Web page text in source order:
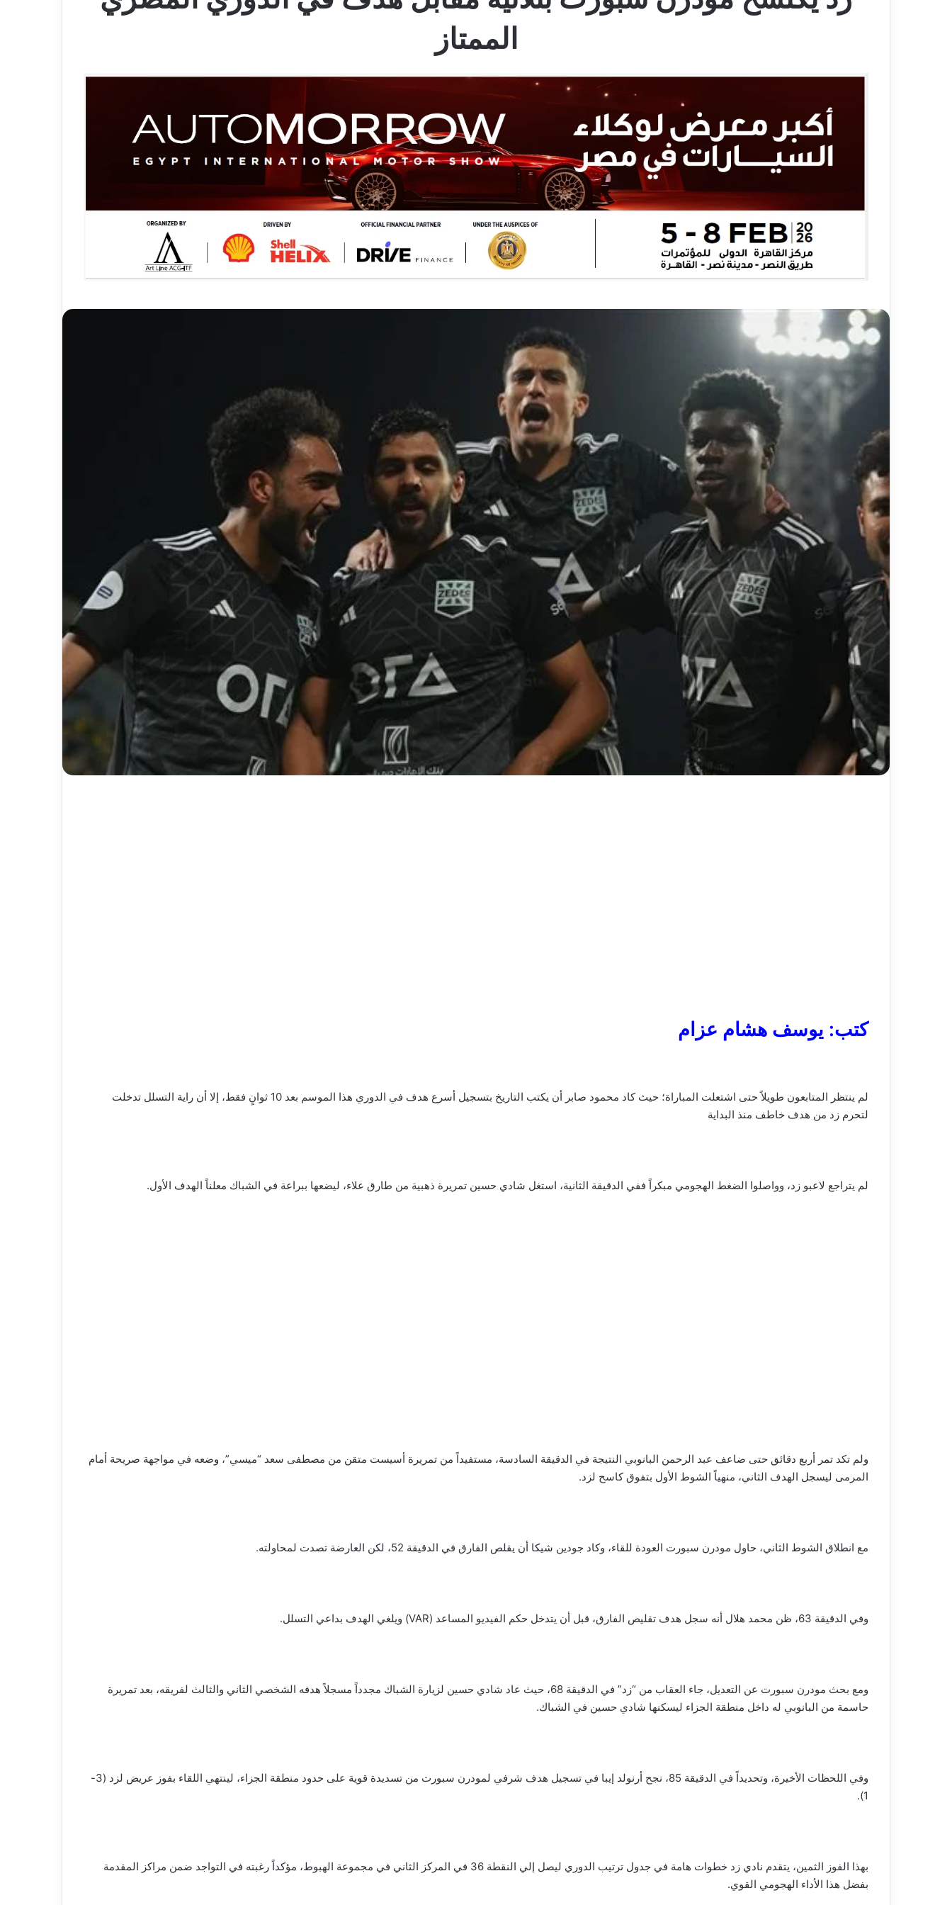
الممتاز
كتب: يوسف هشام عزام
لم ينتظر المتابعون طويلاً حتى اشتعلت المباراة؛ حيث كاد محمود صابر أن يكتب التاريخ بتسجيل أسرع هدف في الدوري هذا الموسم بعد 10 ثوانٍ فقط، إلا أن راية التسلل تدخلت
لتحرم زد من هدف خاطف منذ البداية
لم يتراجع لاعبو زد، وواصلوا الضغط الهجومي مبكراً ففي الدقيقة الثانية، استغل شادي حسين تمريرة ذهبية من طارق علاء، ليضعها ببراعة في الشباك معلناً الهدف الأول.
ولم تكد تمر أربع دقائق حتى ضاعف عبد الرحمن البانوبي النتيجة في الدقيقة السادسة، مستفيداً من تمريرة أسيست متقن من مصطفى سعد “ميسي”، وضعه في مواجهة صريحة أمام
المرمى ليسجل الهدف الثاني، منهياً الشوط الأول بتفوق كاسح لزد.
مع انطلاق الشوط الثاني، حاول مودرن سبورت العودة للقاء، وكاد جودين شيكا أن يقلص الفارق في الدقيقة 52، لكن العارضة تصدت لمحاولته.
وفي الدقيقة 63، ظن محمد هلال أنه سجل هدف تقليص الفارق، قبل أن يتدخل حكم الفيديو المساعد (VAR) ويلغي الهدف بداعي التسلل.
ومع بحث مودرن سبورت عن التعديل، جاء العقاب من “زد” في الدقيقة 68، حيث عاد شادي حسين لزيارة الشباك مجدداً مسجلاً هدفه الشخصي الثاني والثالث لفريقه، بعد تمريرة
حاسمة من البانوبي له داخل منطقة الجزاء ليسكنها شادي حسين في الشباك.
وفي اللحظات الأخيرة، وتحديداً في الدقيقة 85، نجح أرنولد إيبا في تسجيل هدف شرفي لمودرن سبورت من تسديدة قوية على حدود منطقة الجزاء، لينتهي اللقاء بفوز عريض لزد (3-
1).
بهذا الفوز الثمين، يتقدم نادي زد خطوات هامة في جدول ترتيب الدوري ليصل إلي النقطة 36 في المركز الثاني في مجموعة الهبوط، مؤكداً رغبته في التواجد ضمن مراكز المقدمة
بفضل هذا الأداء الهجومي القوي.